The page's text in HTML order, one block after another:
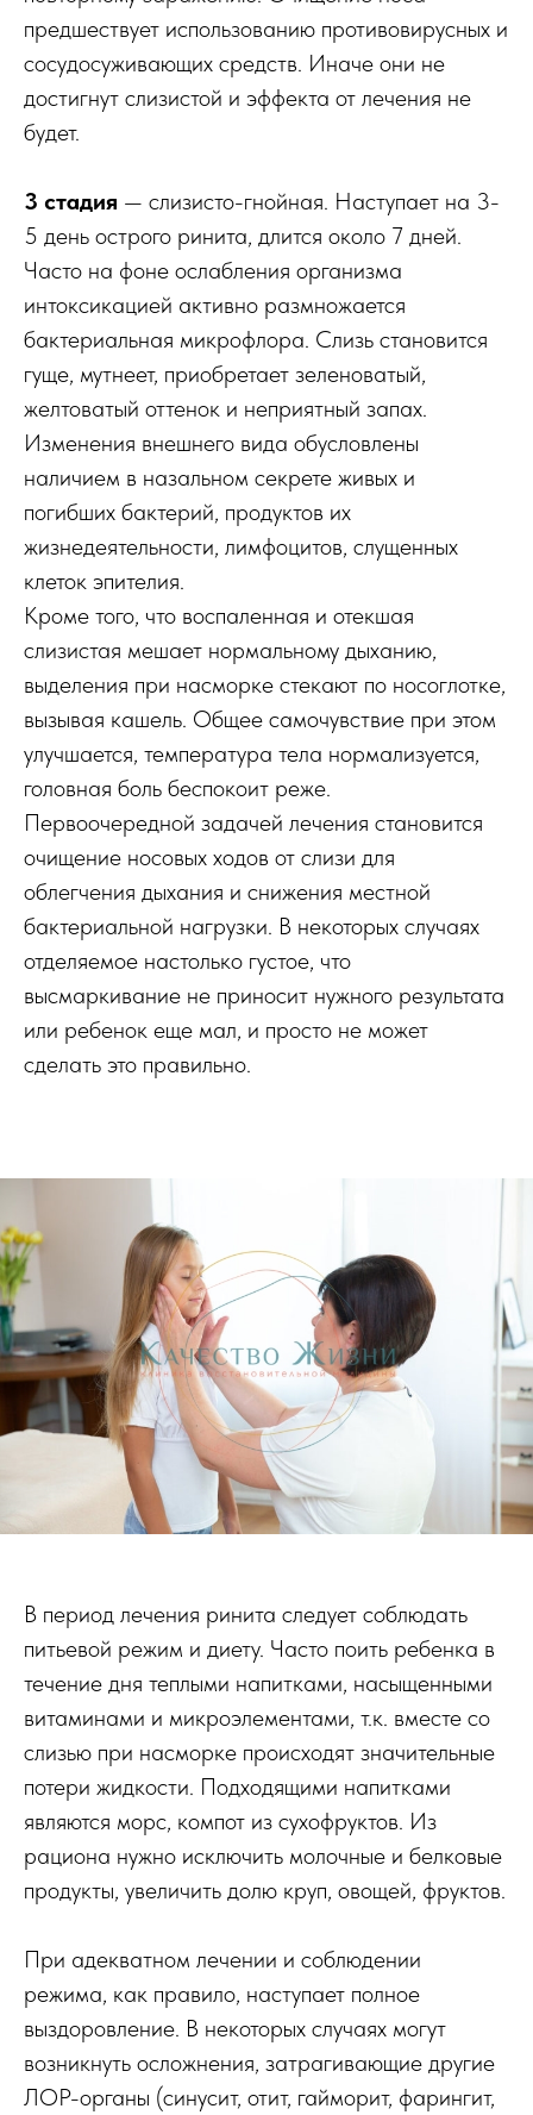
предшествует использованию противовирусных и
сосудосуживающих средств. Иначе они не
достигнут слизистой и эффекта от лечения не
будет.
3 стадия — слизисто-гнойная. Наступает на 3-
5 день острого ринита, длится около 7 дней.
Часто на фоне ослабления организма
интоксикацией активно размножается
бактериальная микрофлора. Слизь становится
гуще, мутнеет, приобретает зеленоватый,
желтоватый оттенок и неприятный запах.
Изменения внешнего вида обусловлены
наличием в назальном секрете живых и
погибших бактерий, продуктов их
жизнедеятельности, лимфоцитов, слущенных
клеток эпителия.
Кроме того, что воспаленная и отекшая
слизистая мешает нормальному дыханию,
выделения при насморке стекают по носоглотке,
вызывая кашель. Общее самочувствие при этом
улучшается, температура тела нормализуется,
головная боль беспокоит реже.
Первоочередной задачей лечения становится
очищение носовых ходов от слизи для
облегчения дыхания и снижения местной
бактериальной нагрузки. В некоторых случаях
отделяемое настолько густое, что
высмаркивание не приносит нужного результата
или ребенок еще мал, и просто не может
сделать это правильно.
В период лечения ринита следует соблюдать
питьевой режим и диету. Часто поить ребенка в
течение дня теплыми напитками, насыщенными
витаминами и микроэлементами, т.к. вместе со
слизью при насморке происходят значительные
потери жидкости. Подходящими напитками
являются морс, компот из сухофруктов. Из
рациона нужно исключить молочные и белковые
продукты, увеличить долю круп, овощей, фруктов.
При адекватном лечении и соблюдении
режима, как правило, наступает полное
выздоровление. В некоторых случаях могут
возникнуть осложнения, затрагивающие другие
ЛОР-органы (синусит, отит, гайморит, фарингит,